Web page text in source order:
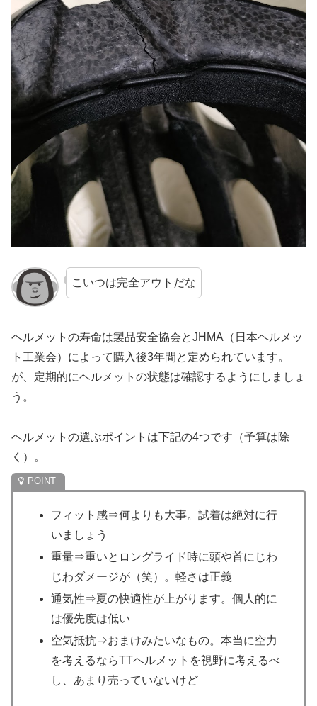
こいつは完全アウトだな
ヘルメットの寿命は製品安全協会とJHMA（日本ヘルメッ
ト工業会）によって購入後3年間と定められています。
が、定期的にヘルメットの状態は確認するようにしましょ
う。
ヘルメットの選ぶポイントは下記の4つです（予算は除
く）。
フィット感⇒何よりも大事。試着は絶対に行
いましょう
重量⇒重いとロングライド時に頭や首にじわ
じわダメージが（笑）。軽さは正義
通気性⇒夏の快適性が上がります。個人的に
は優先度は低い
空気抵抗⇒おまけみたいなもの。本当に空力
を考えるならTTヘルメットを視野に考えるべ
し、あまり売っていないけど